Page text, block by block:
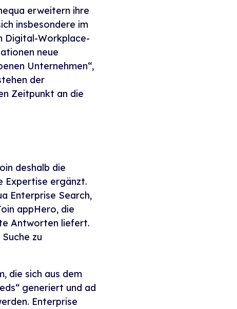
erweitern ihre
insbesondere im
Digital-Workplace-
neue
Unternehmen“,
der
Zeitpunkt an die
deshalb die
Expertise ergänzt.
Enterprise Search,
appHero, die
Antworten liefert.
zu
die sich aus dem
generiert und ad
Enterprise